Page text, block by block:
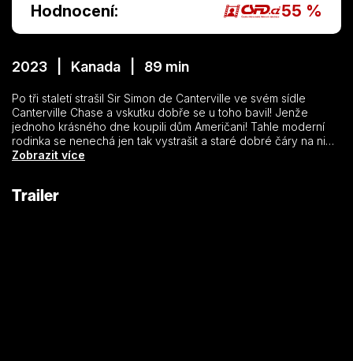
Hodnocení: 55 %
2023 | Kanada | 89 min
Po tři staletí strašil Sir Simon de Canterville ve svém sídle
Canterville Chase a vskutku dobře se u toho bavil! Jenže
jednoho krásného dne koupili dům Američani! Tahle moderní
rodinka se nenechá jen tak vystrašit a staré dobré čáry na ni
neplatí. Podaří se Siru Simonovi ty otravné cizáky vyhnat ze
Zobrazit více
Trailer